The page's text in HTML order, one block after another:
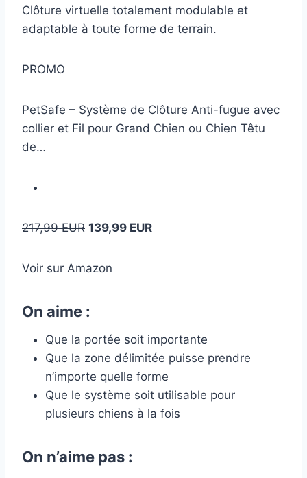
Clôture virtuelle totalement modulable et
adaptable à toute forme de terrain.
PROMO
PetSafe – Système de Clôture Anti-fugue avec
collier et Fil pour Grand Chien ou Chien Têtu
de…
217,99 EUR 139,99 EUR
Voir sur Amazon
On aime :
Que la portée soit importante
Que la zone délimitée puisse prendre
n’importe quelle forme
Que le système soit utilisable pour
plusieurs chiens à la fois
On n’aime pas :